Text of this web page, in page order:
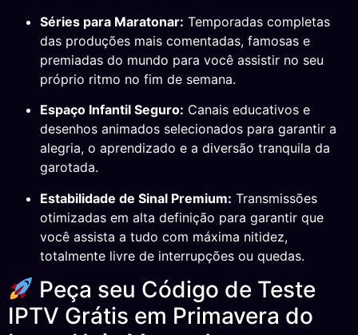
Séries para Maratonar: Temporadas completas
das produções mais comentadas, famosas e
premiadas do mundo para você assistir no seu
próprio ritmo no fim de semana.
Espaço Infantil Seguro: Canais educativos e
desenhos animados selecionados para garantir a
alegria, o aprendizado e a diversão tranquila da
garotada.
Estabilidade de Sinal Premium: Transmissões
otimizadas em alta definição para garantir que
você assista a tudo com máxima nitidez,
totalmente livre de interrupções ou quedas.
Peça seu Código de Teste
IPTV Grátis em Primavera do